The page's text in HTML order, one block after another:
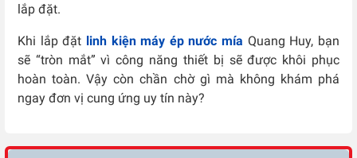
lắp đặt.
Khi lắp đặt linh kiện máy ép nước mía Quang Huy, bạn
sẽ “tròn mắt” vì công năng thiết bị sẽ được khôi phục
hoàn toàn. Vậy còn chần chờ gì mà không khám phá
ngay đơn vị cung ứng uy tín này?